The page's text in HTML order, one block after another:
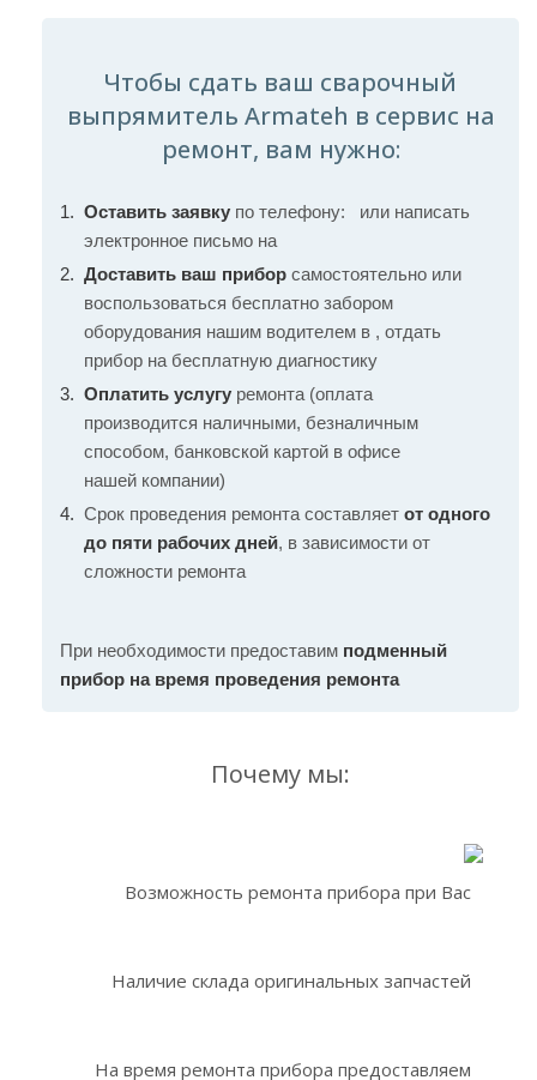
Чтобы сдать ваш сварочный
выпрямитель Armateh в сервис на
ремонт, вам нужно:
Оставить заявку по телефону:
или написать
электронное письмо на
Доставить ваш прибор самостоятельно или
воспользоваться бесплатно забором
оборудования нашим водителем в , отдать
прибор на бесплатную диагностику
Оплатить услугу ремонта (оплата
производится наличными, безналичным
способом, банковской картой в офисе
нашей компании)
Срок проведения ремонта составляет от одного
до пяти рабочих дней, в зависимости от
сложности ремонта
При необходимости предоставим подменный
прибор на время проведения ремонта
Почему мы:
Возможность ремонта прибора при Вас
Наличие склада оригинальных запчастей
На время ремонта прибора предоставляем